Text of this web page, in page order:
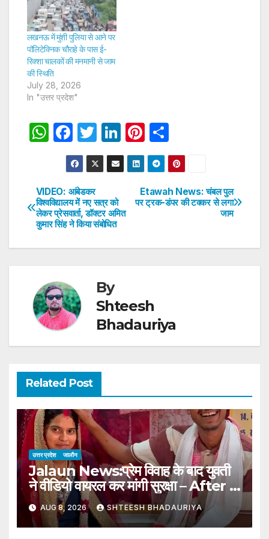
लखनऊ में मुंशी पुलिया से आने पर
पॉलिटेक्निक चौराहे के पास ई-
रिक्शा चालकों की मनमानी से जाम
की स्थिति
July 28, 2026
In "उत्तर प्रदेश"
W
s
A
p
p
F
a
c
e
b
o
o
T
w
itt
Li
n
k
dI
Pi
nt
er
e
st
h
ar
e
Post
navigation
Etawah News: चंबल पुल
पर ट्रक-डंपर की टक्कर से लगा
जाम
VIDEO: आंबेडकर
विश्वविद्यालय में नए सत्र को
लेकर प्रेसवार्ता, डॉक्टर अमित
कुमार सिंह ने किया संबोधित
By
Shteesh
Bhadauriya
Related Post
उत्तर प्रदेश जालौन
Jalaun News:प्रेम विवाह के बाद युवती
ने वीडियो वायरल कर मांगी सुरक्षा – After A
Love Marriage, A Young
Woman Sought Protection By
Making A Video Go Viral
AUG 8, 2026 SHTEESH BHADAURIYA